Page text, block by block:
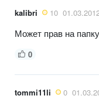
kalibri 10
Может прав на
0
tommi11li 0